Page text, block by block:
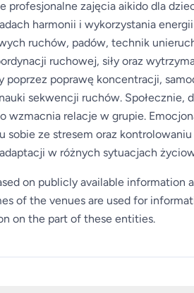
profesjonalne zajęcia aikido dla
harmonii i wykorzystania
ruchów, padów, technik
ruchowej, siły oraz
poprzez poprawę koncentracji,
sekwencji ruchów. Społecznie,
wzmacnia relacje w grupie.
sobie ze stresem oraz
w różnych sytuacjach
on publicly available information
of the venues are used for
on the part of these entities.